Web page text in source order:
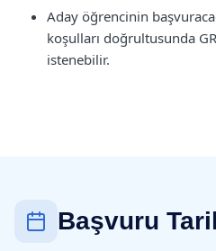
Aday öğrencinin
koşulları doğrultusunda
istenebilir.
Başvuru